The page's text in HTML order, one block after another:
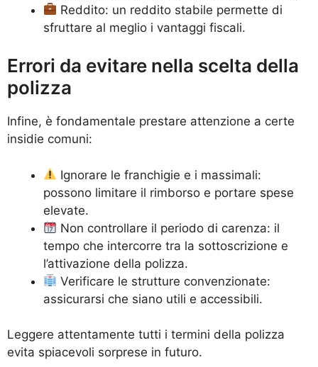
Reddito: un reddito stabile permette di
sfruttare al meglio i vantaggi fiscali.
Errori da evitare nella scelta della
polizza
Infine, è fondamentale prestare attenzione a certe
insidie comuni:
Ignorare le franchigie e i massimali:
possono limitare il rimborso e portare spese
elevate.
Non controllare il periodo di carenza: il
tempo che intercorre tra la sottoscrizione e
l’attivazione della polizza.
Verificare le strutture convenzionate:
assicurarsi che siano utili e accessibili.
Leggere attentamente tutti i termini della polizza
evita spiacevoli sorprese in futuro.